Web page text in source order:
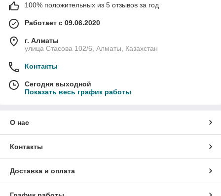
100% положительных из 5 отзывов за год
Работает с 09.06.2020
г. Алматы
улица Стасова 102/6, Алматы, Казахстан
Контакты
Сегодня выходной
Показать весь график работы
О нас
Контакты
Доставка и оплата